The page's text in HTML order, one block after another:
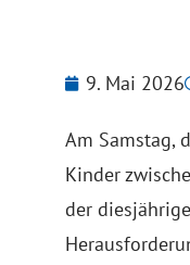
9. Mai 2026
Am Samstag,
Kinder
der